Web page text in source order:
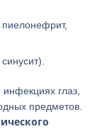
глаз,
предметов.